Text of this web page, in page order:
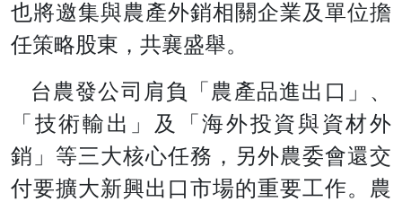
也將邀集與農產外銷相關企業及單位擔
任策略股東，共襄盛舉。
台農發公司肩負「農產品進出口」、
「技術輸出」及「海外投資與資材外
銷」等三大核心任務，另外農委會還交
付要擴大新興出口市場的重要工作。農